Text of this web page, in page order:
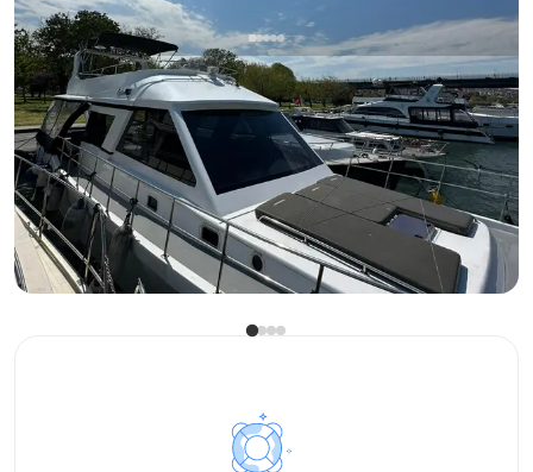
Eminönü, İstanbul Yeni tekne
Eminönü Yat Kiralama ile Boğaz’ın Tadını Çıkarın!
Kaptanlı
Motoryat
Seyir 12 Kişi · 15.00m
En Düşük
3.750 TL
Müsaitlik & Fiyat Gör